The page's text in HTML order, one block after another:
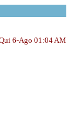
6-Ago 01:04 AM